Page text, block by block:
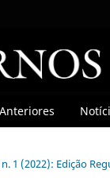
n. 1 (2022): Edição